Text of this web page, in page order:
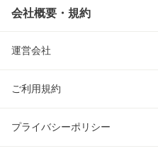
会社概要・規約
運営会社
ご利用規約
プライバシーポリシー